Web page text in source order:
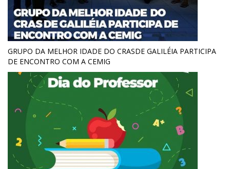
GRUPO DA MELHOR IDADE DO CRASDE GALILÉIA PARTICIPA
DE ENCONTRO COM A CEMIG